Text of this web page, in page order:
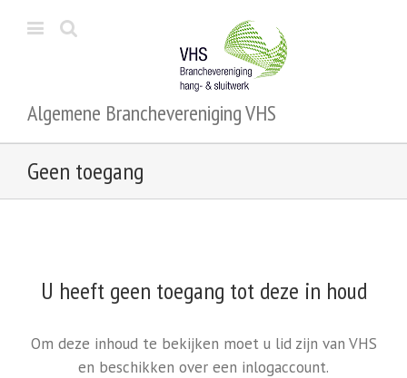
Algemene Branchevereniging VHS
Geen toegang
U heeft geen toegang tot deze in houd
Om deze inhoud te bekijken moet u lid zijn van VHS
en beschikken over een inlogaccount.